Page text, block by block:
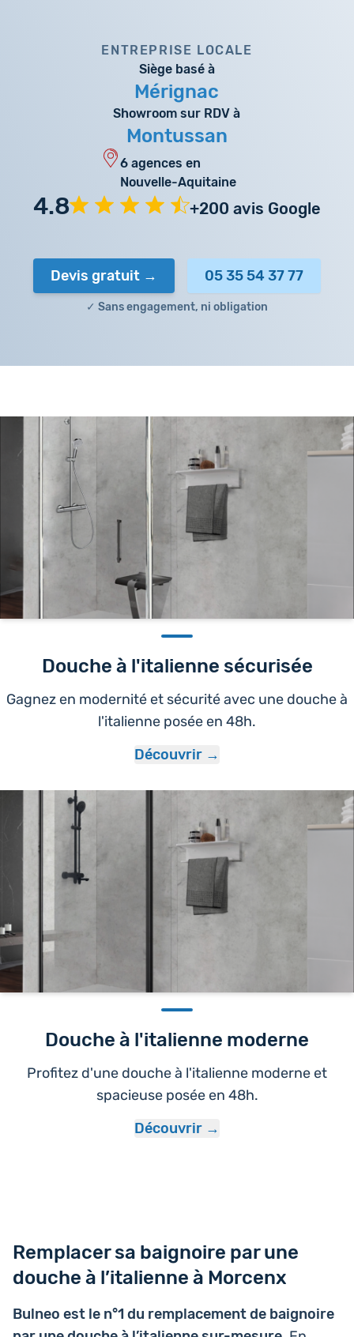
ENTREPRISE LOCALE
Siège basé à
Mérignac
Showroom sur RDV à
Montussan
6 agences en
Nouvelle-Aquitaine
4.8 +200 avis Google
Devis gratuit 05 35 54 37 77
✓ Sans engagement, ni obligation
Douche à l'italienne moderne
Profitez d'une douche à l'italienne moderne et
spacieuse posée en 48h.
Découvrir
Douche à l'italienne sécurisée
Gagnez en modernité et sécurité avec une douche à
l'italienne posée en 48h.
Découvrir
Remplacer sa baignoire par une
douche à l’italienne à Morcenx
Bulneo est le n°1 du rem­pla­ce­ment de bai­gnoire